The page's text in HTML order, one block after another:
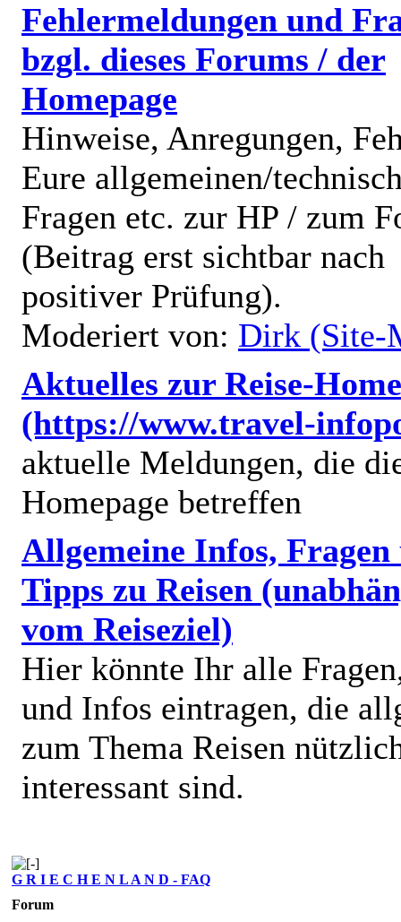
Fehlermeldungen und
bzgl. dieses Forums / der
Homepage
Hinweise, Anregungen,
Eure allgemeinen/
Fragen etc. zur HP / zum
(Beitrag erst sichtbar nach
positiver Prüfung).
Moderiert von: Dirk (Site-
Aktuelles zur Reise-
(https://www.travel-
aktuelle Meldungen, die
Homepage betreffen
Allgemeine Infos, Fragen
Tipps zu Reisen
vom Reiseziel)
Hier könnte Ihr alle
und Infos eintragen, die
zum Thema Reisen
interessant sind.
G R I E C H E N L A N D - FAQ
Forum